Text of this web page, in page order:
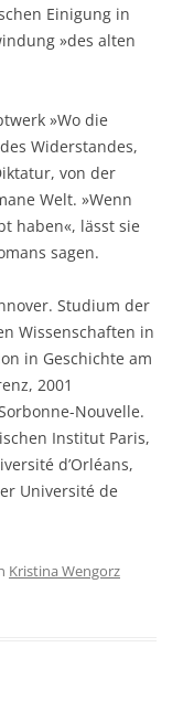
Einigung in
»des alten
»Wo die
Widerstandes,
von der
Welt. »Wenn
haben«, lässt sie
sagen.
Studium der
Wissenschaften in
in Geschichte am
2001
Nouvelle.
Institut Paris,
d’Orléans,
Université de
Kristina Wengorz